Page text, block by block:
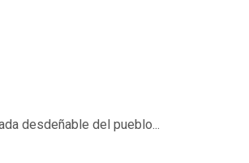
desdeñable del pueblo...